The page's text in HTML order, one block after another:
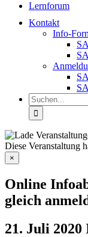
Lernforum
Kontakt
Info-
Suche
nach:
Diese Veranstaltung
×
Online
gleich
21. Juli 2020